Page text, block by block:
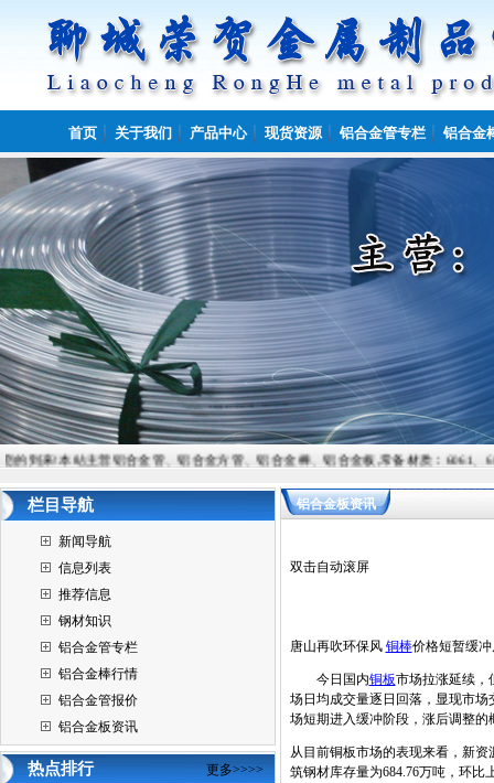
首页 关于我们 产品中心 现货资源 铝合金管专栏 铝合金
到来!本站主营铝合金管、铝合金方管、铝合金棒、铝合金板,常备材质：6061、
栏目导航
新闻导航
信息列表
推荐信息
钢材知识
铝合金管专栏
铝合金棒行情
铝合金管报价
铝合金板资讯
热点排行 更多>>>>
铝合金板资讯
双击自动滚屏
唐山再吹环保风 铜棒价格短暂缓
今日国内铜板市场拉涨延续，
场日均成交量逐日回落，显现市
场短期进入缓冲阶段，涨后调整
从目前铜板市场的表现来看，新
筑钢材库存量为684.76万吨，环比